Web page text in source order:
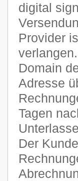
digital
Provider
Domain
Adresse
Tagen
Der